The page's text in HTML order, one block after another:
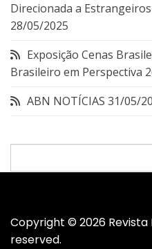
Direcionada a
28/05/2025
Exposição Cenas
Brasileiro em Perspectiva
ABN NOTÍCIAS 31/05/
por:
Copyright © 2026
reserved.